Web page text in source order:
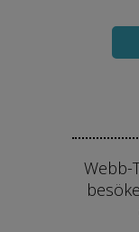
Webb-